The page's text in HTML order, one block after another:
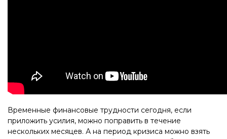
Временные финансовые трудности сегодня, если
приложить усилия, можно поправить в течение
нескольких месяцев. А на период кризиса можно взять